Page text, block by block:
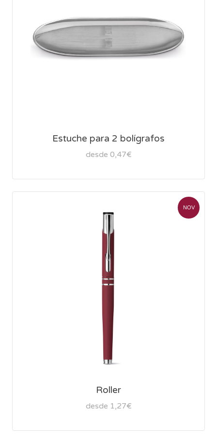
Estuche para 2 bolígrafos
desde 0,47€
NOV
Roller
desde 1,27€